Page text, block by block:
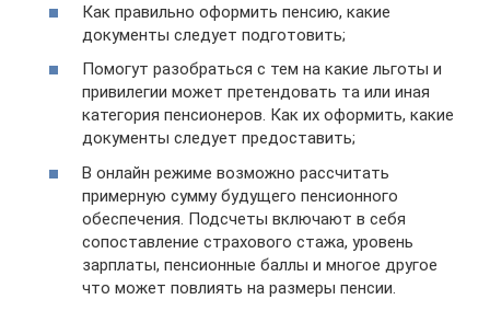
Как правильно оформить пенсию, какие
документы следует подготовить;
Помогут разобраться с тем на какие льготы и
привилегии может претендовать та или иная
категория пенсионеров. Как их оформить, какие
документы следует предоставить;
В онлайн режиме возможно рассчитать
примерную сумму будущего пенсионного
обеспечения. Подсчеты включают в себя
сопоставление страхового стажа, уровень
зарплаты, пенсионные баллы и многое другое
что может повлиять на размеры пенсии.